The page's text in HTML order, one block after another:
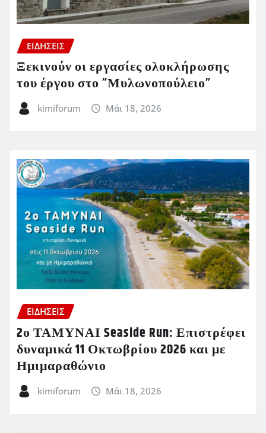
ΕΙΔΗΣΕΙΣ
Ξεκινούν οι εργασίες ολοκλήρωσης
του έργου στο ”Μυλωνοπούλειο”
kimiforum Μάι 18, 2026
ΕΙΔΗΣΕΙΣ
2ο ΤΑΜΥΝΑΙ Seaside Run: Επιστρέφει
δυναμικά 11 Οκτωβρίου 2026 και με
Ημιμαραθώνιο
kimiforum Μάι 18, 2026